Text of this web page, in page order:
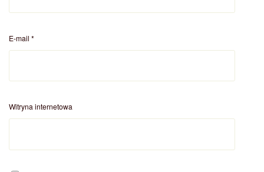
E-mail *
Witryna internetowa